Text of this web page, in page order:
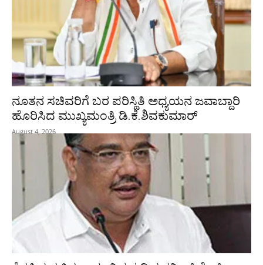
ನೂತನ ಸಚಿವರಿಗೆ ಬರ ಪರಿಸ್ಥಿತಿ ಅಧ್ಯಯನ ಜವಾಬ್ದಾರಿ
ಹೊರಿಸಿದ ಮುಖ್ಯಮಂತ್ರಿ ಡಿ.ಕೆ.ಶಿವಕುಮಾರ್
August 4, 2026